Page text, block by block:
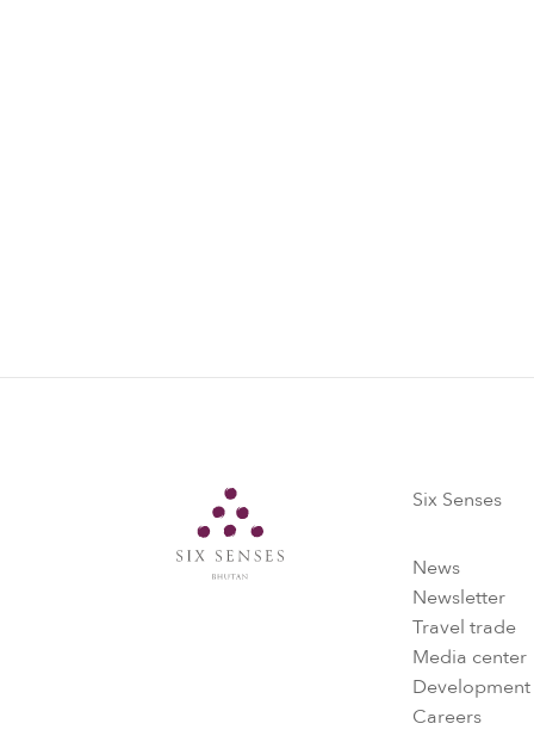
Six Senses
News
Newsletter
Travel trade
Media center
Development
Careers